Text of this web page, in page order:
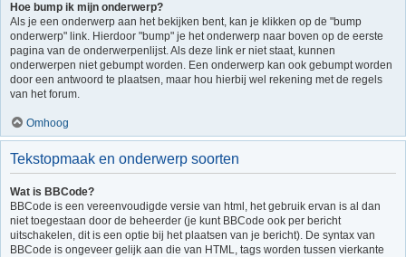
Hoe bump ik mijn onderwerp?
Als je een onderwerp aan het bekijken bent, kan je klikken op de "bump
onderwerp" link. Hierdoor "bump" je het onderwerp naar boven op de eerste
pagina van de onderwerpenlijst. Als deze link er niet staat, kunnen
onderwerpen niet gebumpt worden. Een onderwerp kan ook gebumpt worden
door een antwoord te plaatsen, maar hou hierbij wel rekening met de regels
van het forum.
Omhoog
Tekstopmaak en onderwerp soorten
Wat is BBCode?
BBCode is een vereenvoudigde versie van html, het gebruik ervan is al dan
niet toegestaan door de beheerder (je kunt BBCode ook per bericht
uitschakelen, dit is een optie bij het plaatsen van je bericht). De syntax van
BBCode is ongeveer gelijk aan die van HTML, tags worden tussen vierkante